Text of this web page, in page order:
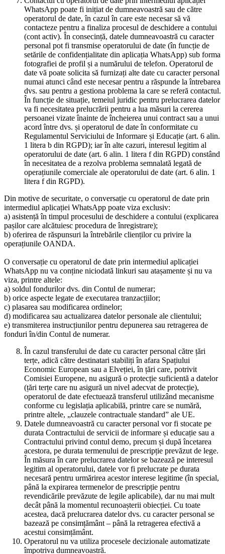
WhatsApp poate fi inițiat de dumneavoastră sau de către
operatorul de date, în cazul în care este necesar să vă
contacteze pentru a finaliza procesul de deschidere a contului
(cont activ). În consecință, datele dumneavoastră cu caracter
personal pot fi transmise operatorului de date (în funcție de
setările de confidențialitate din aplicația WhatsApp) sub forma
fotografiei de profil și a numărului de telefon. Operatorul de
date vă poate solicita să furnizați alte date cu caracter personal
numai atunci când este necesar pentru a răspunde la întrebarea
dvs. sau pentru a gestiona problema la care se referă contactul.
În funcție de situație, temeiul juridic pentru prelucrarea datelor
va fi necesitatea prelucrării pentru a lua măsuri la cererea
persoanei vizate înainte de încheierea unui contract sau a unui
acord între dvs. și operatorul de date în conformitate cu
Regulamentul Serviciului de Informare și Educație (art. 6 alin.
1 litera b din RGPD); iar în alte cazuri, interesul legitim al
operatorului de date (art. 6 alin. 1 litera f din RGPD) constând
în necesitatea de a rezolva problema semnalată legată de
operațiunile comerciale ale operatorului de date (art. 6 alin. 1
litera f din RGPD).
Din motive de securitate, o conversație cu operatorul de date prin
intermediul aplicației WhatsApp poate viza exclusiv:
a) asistență în timpul procesului de deschidere a contului (explicarea
pașilor care alcătuiesc procedura de înregistrare);
b) oferirea de răspunsuri la întrebările clienților cu privire la
operațiunile OANDA.
O conversație cu operatorul de date prin intermediul aplicației
WhatsApp nu va conține niciodată linkuri sau atașamente și nu va
viza, printre altele:
a) soldul fondurilor dvs. din Contul de numerar;
b) orice aspecte legate de executarea tranzacțiilor;
c) plasarea sau modificarea ordinelor;
d) modificarea sau actualizarea datelor personale ale clientului;
e) transmiterea instrucțiunilor pentru depunerea sau retragerea de
fonduri în/din Contul de numerar.
În cazul transferului de date cu caracter personal către țări
terțe, adică către destinatari stabiliți în afara Spațiului
Economic European sau a Elveției, în țări care, potrivit
Comisiei Europene, nu asigură o protecție suficientă a datelor
(țări terțe care nu asigură un nivel adecvat de protecție),
operatorul de date efectuează transferul utilizând mecanisme
conforme cu legislația aplicabilă, printre care se numără,
printre altele, „clauzele contractuale standard” ale UE.
Datele dumneavoastră cu caracter personal vor fi stocate pe
durata Contractului de servicii de informare și educație sau a
Contractului privind contul demo, precum și după încetarea
acestora, pe durata termenului de prescripție prevăzut de lege.
În măsura în care prelucrarea datelor se bazează pe interesul
legitim al operatorului, datele vor fi prelucrate pe durata
necesară pentru urmărirea acestor interese legitime (în special,
până la expirarea termenelor de prescripție pentru
revendicările prevăzute de legile aplicabile), dar nu mai mult
decât până la momentul recunoașterii obiecției. Cu toate
acestea, dacă prelucrarea datelor dvs. cu caracter personal se
bazează pe consimțământ – până la retragerea efectivă a
acestui consimțământ.
Operatorul nu va utiliza procesele decizionale automatizate
împotriva dumneavoastră.